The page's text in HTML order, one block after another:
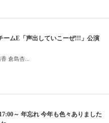
ームE「声出していこーぜ!!!」公演
倉島杏...
～ 年忘れ 今年も色々ありました